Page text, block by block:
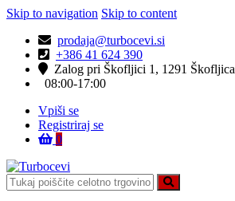
Skip to navigation Skip to content
prodaja@turbocevi.si
+386 41 624 390
Zalog pri Škofljici 1, 1291 Škofljica
08:00-17:00
Vpiši se
Registriraj se
0
Turbocevi
Turbo ideal – turbo cevi